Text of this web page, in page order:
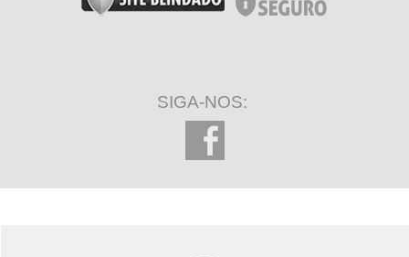
SIGA-NOS: